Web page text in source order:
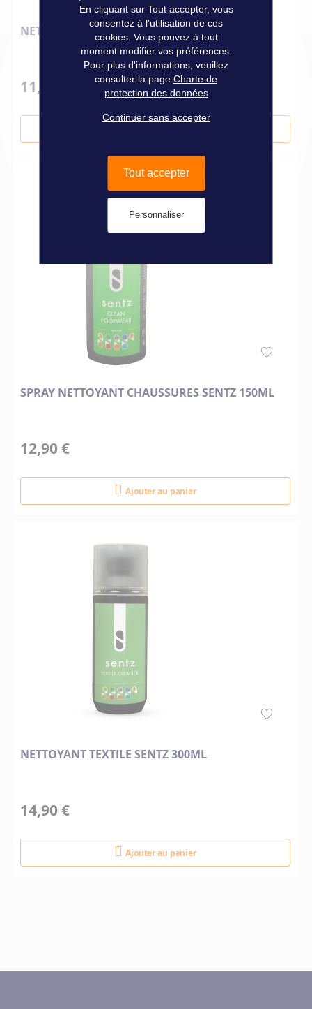
NETTOYANT NEOPRENE SENTZ 300ML
11,90 €
SPRAY NETTOYANT CHAUSSURES SENTZ 150ML
12,90 €
Ajouter au panier
NETTOYANT TEXTILE SENTZ 300ML
14,90 €
Ajouter au panier
En cliquant sur Tout accepter, vous
consentez à l'utilisation de ces
cookies. Vous pouvez à tout
moment modifier vos préférences.
Pour plus d'informations, veuillez
consulter la page Charte de
protection des données
Continuer sans accepter
Tout accepter
Personnaliser